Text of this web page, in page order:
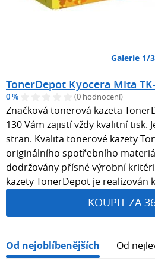
Galerie 1/3
TonerDepot Kyocera Mita
0 % (0 hodnocení)
Značková tonerová kazeta
130 Vám zajistí vždy kvalitní tisk.
stran. Kvalita tonerové kazety
originálního spotřebního
dodržovány přísné výrobní
kazety TonerDepot je realizován
KOUPIT ZA
Od nejoblíbenějších Od